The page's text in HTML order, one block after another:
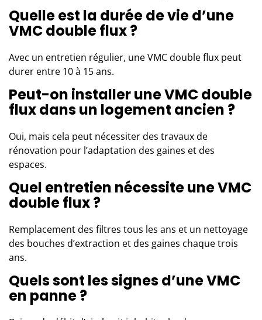
Quelle est la durée de vie d’une
VMC double flux ?
Avec un entretien régulier, une VMC double flux peut
durer entre 10 à 15 ans.
Peut-on installer une VMC double
flux dans un logement ancien ?
Oui, mais cela peut nécessiter des travaux de
rénovation pour l’adaptation des gaines et des
espaces.
Quel entretien nécessite une VMC
double flux ?
Remplacement des filtres tous les ans et un nettoyage
des bouches d’extraction et des gaines chaque trois
ans.
Quels sont les signes d’une VMC
en panne ?